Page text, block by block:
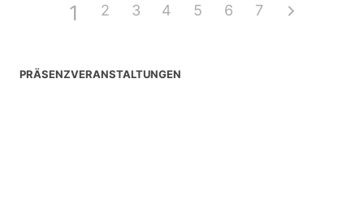
1 2 3 4 5 6 7
PRÄSENZVERANSTALTUNGEN